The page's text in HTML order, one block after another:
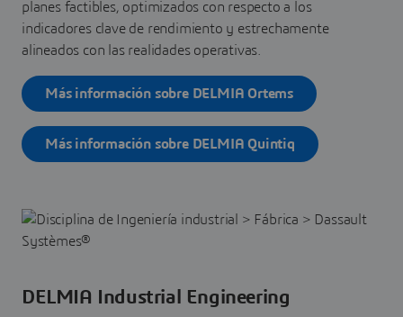
planes factibles, optimizados con respecto a los
indicadores clave de rendimiento y estrechamente
alineados con las realidades operativas.
Más información sobre DELMIA Ortems
Más información sobre DELMIA Quintiq
DELMIA Industrial Engineering